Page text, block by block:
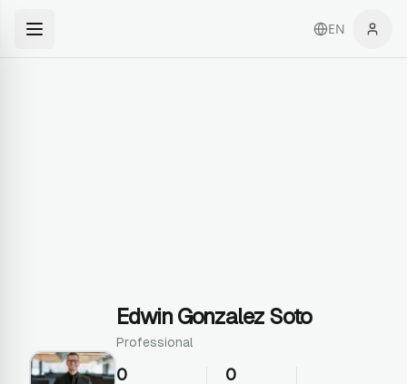
EN
Edwin Gonzalez Soto
Professional
0 0